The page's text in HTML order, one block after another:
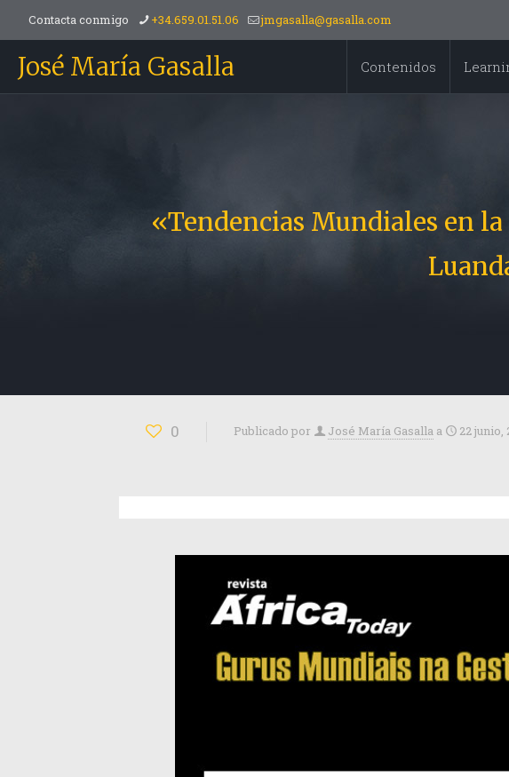
Contacta conmigo +34.659.01.51.06 jmgasalla@gasalla.com
José María Gasalla Contenidos
«Tendencias Mundiales en
0 Publicado por José María Gasalla a 22 junio,